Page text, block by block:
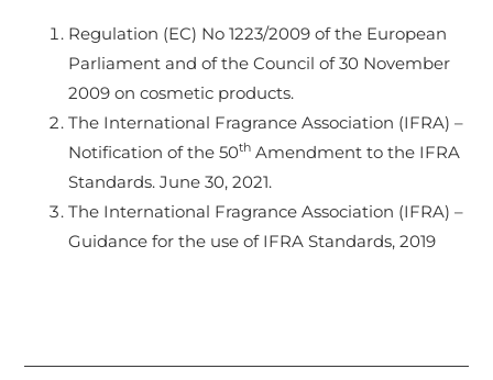
Regulation (EC) No 1223/2009 of the European
Parliament and of the Council of 30 November
2009 on cosmetic products.
The International Fragrance Association (IFRA) –
Notification of the 50th Amendment to the IFRA
Standards. June 30, 2021.
The International Fragrance Association (IFRA) –
Guidance for the use of IFRA Standards, 2019